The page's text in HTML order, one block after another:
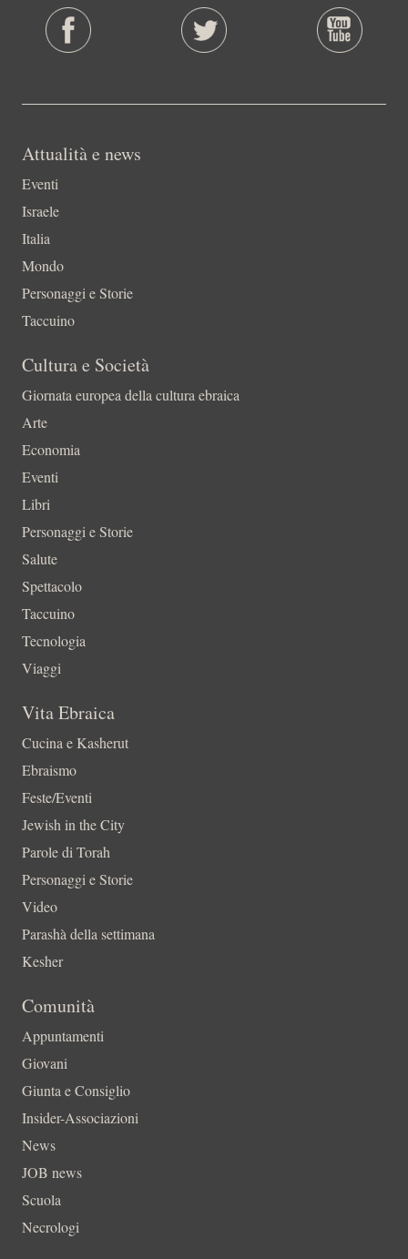
Attualità e news
Eventi
Israele
Italia
Mondo
Personaggi e Storie
Taccuino
Cultura e Società
Giornata europea della cultura ebraica
Arte
Economia
Eventi
Libri
Personaggi e Storie
Salute
Spettacolo
Taccuino
Tecnologia
Viaggi
Vita Ebraica
Cucina e Kasherut
Ebraismo
Feste/Eventi
Jewish in the City
Parole di Torah
Personaggi e Storie
Video
Parashà della settimana
Kesher
Comunità
Appuntamenti
Giovani
Giunta e Consiglio
Insider-Associazioni
News
JOB news
Scuola
Necrologi